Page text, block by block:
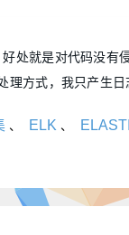
处就是对代码没有
理方式，我只产生日
、 ELK 、